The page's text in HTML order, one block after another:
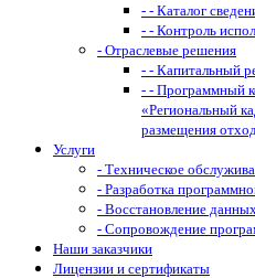
- - Каталог
- - Контроль
- Отраслевые решения
- - Капитальный
- - Программный
«Региональный
размещения
Услуги
- Техническое
- Разработка
- Восстановление данных
- Сопровождение
Наши заказчики
Лицензии и сертификаты